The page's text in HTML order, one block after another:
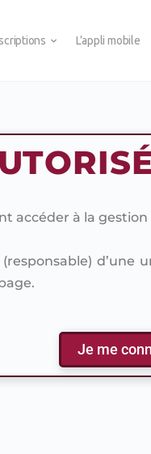
L’appli mobile
accéder à la
(responsable) d’une
Je me